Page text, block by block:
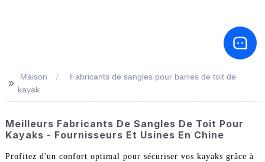
>> Maison
Fabricants de sangles pour barres de toit de
kayak
Meilleurs Fabricants De Sangles De Toit Pour
Kayaks - Fournisseurs Et Usines En Chine
Profitez d'un confort optimal pour sécuriser vos kayaks grâce à